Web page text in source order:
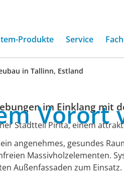
Produkte Service
in Tallinn, Estland
Vorort
im Einklang mit
Stadtteil Pirita, einem
angenehmes, gesundes
Massivholzelementen.
Außenfassaden zum Einsatz.